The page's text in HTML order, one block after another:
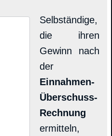
Selbständige,
die ihren
Gewinn nach
der
Einnahmen-
Überschuss-
Rechnung
ermitteln,